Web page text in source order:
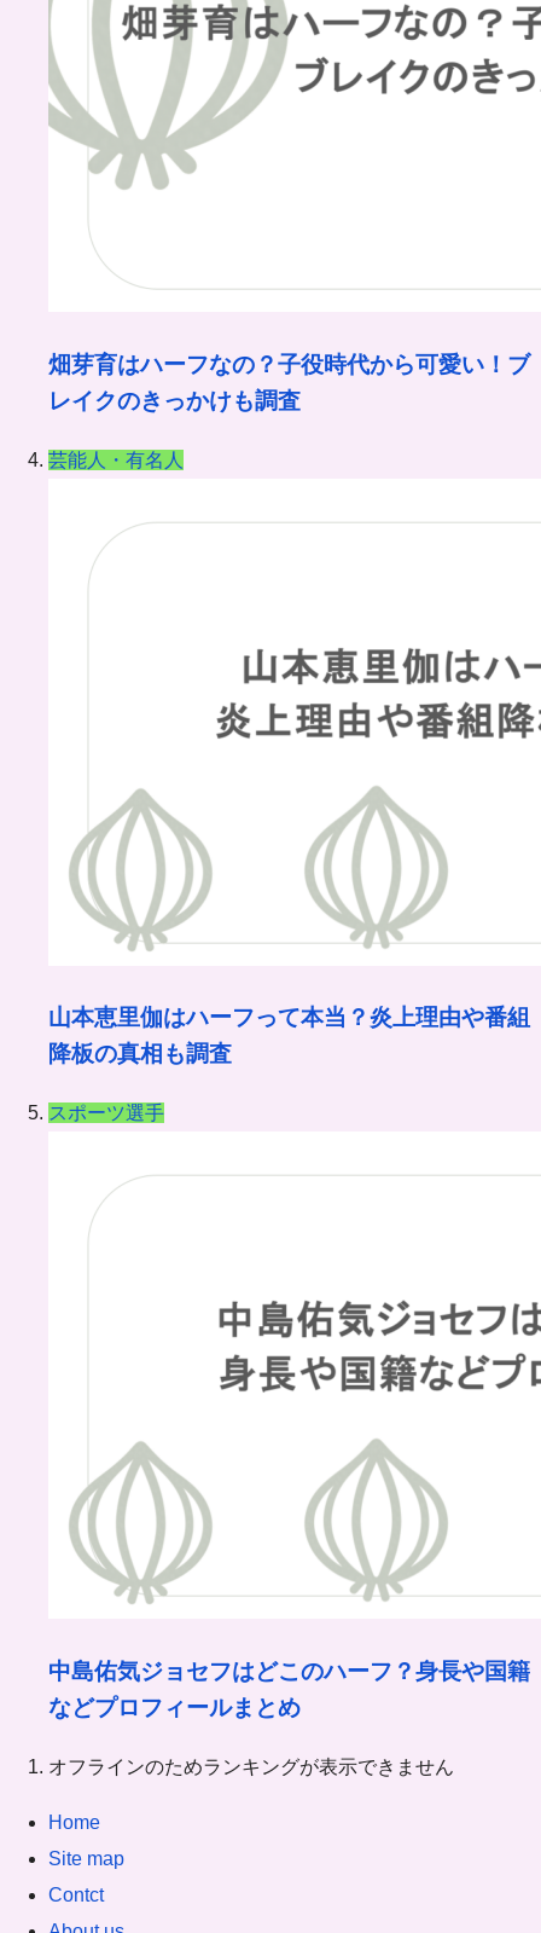
畑芽育はハーフなの？子役時代から可愛い！ブ
レイクのきっかけも調査
芸能人・有名人
山本恵里伽はハーフって本当？炎上理由や番組
降板の真相も調査
スポーツ選手
中島佑気ジョセフはどこのハーフ？身長や国籍
などプロフィールまとめ
オフラインのためランキングが表示できません
Home
Site map
Contct